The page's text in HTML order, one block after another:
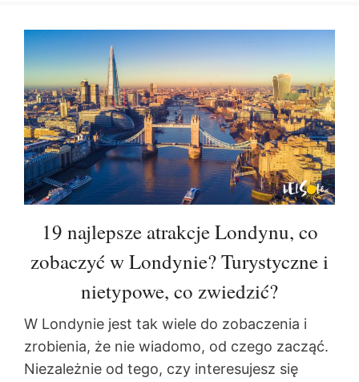
19 najlepsze atrakcje Londynu, co
zobaczyć w Londynie? Turystyczne i
nietypowe, co zwiedzić?
W Londynie jest tak wiele do zobaczenia i
zrobienia, że nie wiadomo, od czego zacząć.
Niezależnie od tego, czy interesujesz się